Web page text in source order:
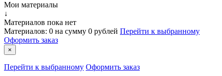
Мои материалы
↓
Материалов пока нет
Материалов: 0 на сумму 0 рублей Перейти к выбранному
Оформить заказ
×
Перейти к выбранному Оформить заказ